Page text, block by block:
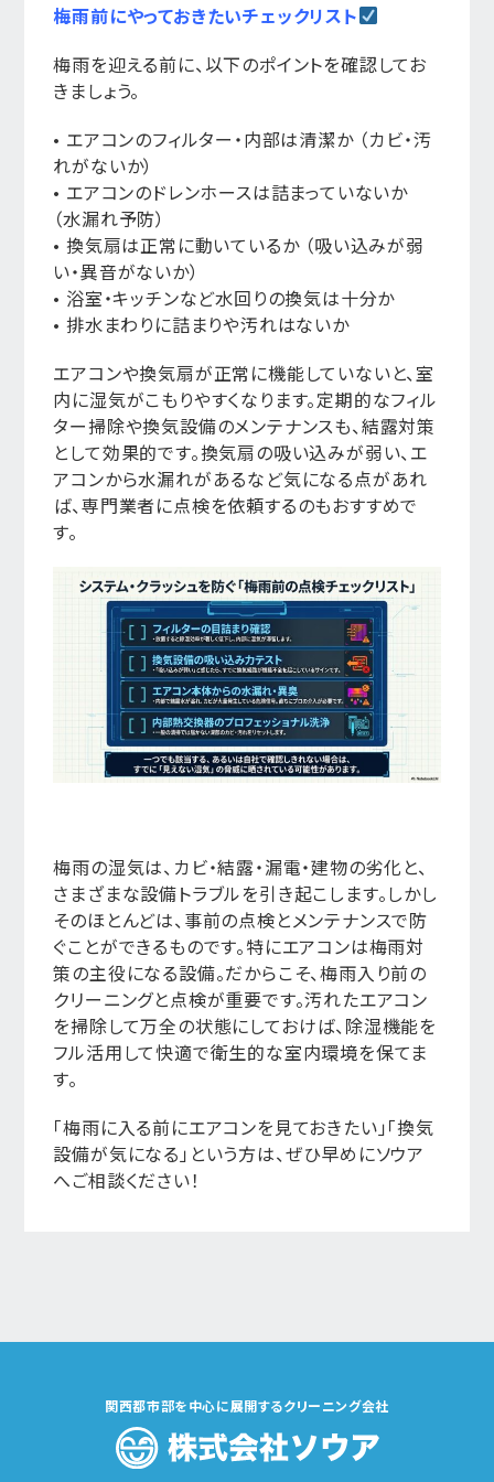
梅雨前にやっておきたいチェックリスト
梅雨を迎える前に、以下のポイントを確認してお
きましょう。
• エアコンのフィルター・内部は清潔か （カビ・汚
れがないか）
• エアコンのドレンホースは詰まっていないか
（水漏れ予防）
• 換気扇は正常に動いているか （吸い込みが弱
い・異音がないか）
• 浴室・キッチンなど水回りの換気は十分か
• 排水まわりに詰まりや汚れはないか
エアコンや換気扇が正常に機能していないと、室
内に湿気がこもりやすくなります。定期的なフィル
ター掃除や換気設備のメンテナンスも、結露対策
として効果的です。換気扇の吸い込みが弱い、エ
アコンから水漏れがあるなど気になる点があれ
ば、専門業者に点検を依頼するのもおすすめで
す。
梅雨の湿気は、カビ・結露・漏電・建物の劣化と、
さまざまな設備トラブルを引き起こします。しかし
そのほとんどは、事前の点検とメンテナンスで防
ぐことができるものです。特にエアコンは梅雨対
策の主役になる設備。だからこそ、梅雨入り前の
クリーニングと点検が重要です。汚れたエアコン
を掃除して万全の状態にしておけば、除湿機能を
フル活用して快適で衛生的な室内環境を保てま
す。
「梅雨に入る前にエアコンを見ておきたい」「換気
設備が気になる」という方は、ぜひ早めにソウア
へご相談ください！
関西都市部を中心に展開するクリーニング会社